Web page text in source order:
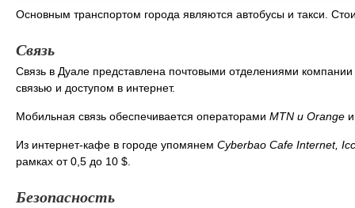
Основным транспортом города являются автобусы и такси.
Связь
Связь в Дуале представлена почтовыми отделениями компании
связью и доступом в интернет.
Мобильная связь обеспечивается операторами MTN и Orange
Из интернет-кафе в городе упомянем Cyberbao Cafe Internet,
рамках от 0,5 до 10 $.
Безопасность